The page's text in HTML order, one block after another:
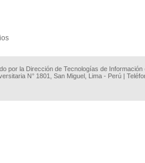
por la Dirección de Tecnologías de
N° 1801, San Miguel, Lima - Perú |